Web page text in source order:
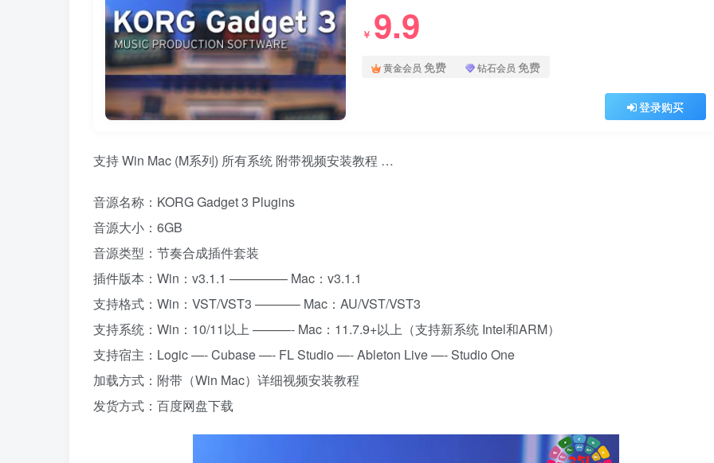
￥ 9.9
黄金会员 免费 钻石会员 免费
登录购买
支持 Win Mac (M系列) 所有系统 附带视频安装教程 …
音源名称：KORG Gadget 3 Plugins
音源大小：6GB
音源类型：节奏合成插件套装
插件版本：Win：v3.1.1 ————– Mac：v3.1.1
支持格式：Win：VST/VST3 ———– Mac：AU/VST/VST3
支持系统：Win：10/11以上 ———- Mac：11.7.9+以上（支持新系统 Intel和ARM）
支持宿主：Logic —- Cubase —- FL Studio —- Ableton Live —- Studio One
加载方式：附带（Win Mac）详细视频安装教程
发货方式：百度网盘下载